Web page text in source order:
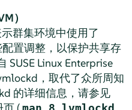
）
群集环境中使用了
置调整，以保护共享存
SUSE Linux Enterprise
，取代了众所周知
的详细信息，请参见